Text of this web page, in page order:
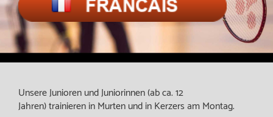
Unsere Junioren und Juniorinnen (ab ca. 12
Jahren) trainieren in Murten und in Kerzers am Montag.